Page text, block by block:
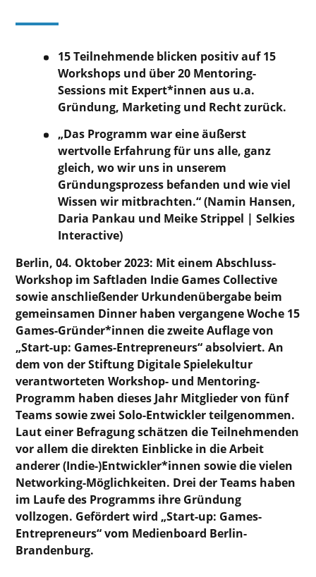
15 Teilnehmende blicken positiv auf 15
Workshops und über 20 Mentoring-
Sessions mit Expert*innen aus u.a.
Gründung, Marketing und Recht zurück.
„Das Programm war eine äußerst
wertvolle Erfahrung für uns alle, ganz
gleich, wo wir uns in unserem
Gründungsprozess befanden und wie viel
Wissen wir mitbrachten.“ (Namin Hansen,
Daria Pankau und Meike Strippel | Selkies
Interactive)
Berlin, 04. Oktober 2023: Mit einem Abschluss-
Workshop im Saftladen Indie Games Collective
sowie anschließender Urkundenübergabe beim
gemeinsamen Dinner haben vergangene Woche 15
Games-Gründer*innen die zweite Auflage von
„Start-up: Games-Entrepreneurs“ absolviert. An
dem von der Stiftung Digitale Spielekultur
verantworteten Workshop- und Mentoring-
Programm haben dieses Jahr Mitglieder von fünf
Teams sowie zwei Solo-Entwickler teilgenommen.
Laut einer Befragung schätzen die Teilnehmenden
vor allem die direkten Einblicke in die Arbeit
anderer (Indie-)Entwickler*innen sowie die vielen
Networking-Möglichkeiten. Drei der Teams haben
im Laufe des Programms ihre Gründung
vollzogen. Gefördert wird „Start-up: Games-
Entrepreneurs“ vom Medienboard Berlin-
Brandenburg.